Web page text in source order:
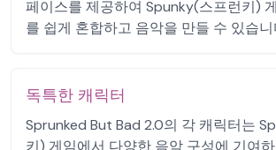
페이스를 제공하여 Spunky(스프런키)
를 쉽게 혼합하고 음악을 만들 수 있습니
독특한 캐릭터
Sprunked But Bad 2.0의 각 캐릭터는
키) 게임에서 다양한 음악 구성에 기여